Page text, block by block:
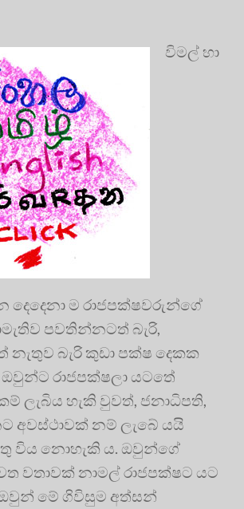
විමල් හා
ම රාජපක්ෂවරුන්ගේ
පවතින්නටත් බැරි,
නැතුව බැරි කුඩා පක්ෂ දෙකක
රාජපක්ෂලා යටතේ
ලැබිය හැකි වුවත්, ජනාධිපති,
අවස්ථාවක් නම් ලැබේ යයි
විය නොහැකි ය. ඔවුන්ගේ
වතාවක් නාමල් රාජපක්ෂට යට
මේ ගිවිසුම අත්සන්